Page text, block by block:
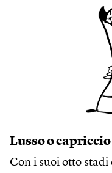
Lusso o capriccio
Con i suoi otto